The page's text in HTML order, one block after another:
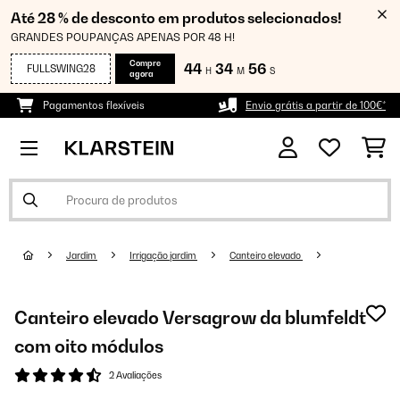
Até 28 % de desconto em produtos selecionados!
GRANDES POUPANÇAS APENAS POR 48 H!
FULLSWING28
Compre
agora
44 H 34 M 55 S
Pagamentos flexíveis Envio grátis a partir de 100€*
Jardim Irrigação jardim Canteiro elevado
Canteiro elevado Versagrow da blumfeldt
com oito módulos
2 Avaliações